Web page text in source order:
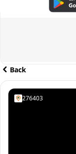
Back
276403